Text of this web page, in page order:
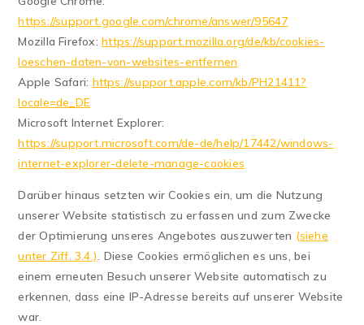
https://support.google.com/chrome/answer/95647
Mozilla Firefox:https://support.mozilla.org/de/kb/cookies-
loeschen-daten-von-websites-entfernen
Apple Safari: https://support.apple.com/kb/PH21411?
locale=de_DE
Microsoft Internet Explorer:
https://support.microsoft.com/de-de/help/17442/windows-
internet-explorer-delete-manage-cookies
Darüber hinaus setzten wir Cookies ein, um die Nutzung
unserer Website statistisch zu erfassen und zum Zwecke
der Optimierung unseres Angebotes auszuwerten (siehe
unter Ziff. 3.4.). Diese Cookies ermöglichen es uns, bei
einem erneuten Besuch unserer Website automatisch zu
erkennen, dass eine IP-Adresse bereits auf unserer Website
war.